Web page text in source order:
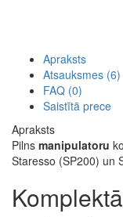
Apraksts
Atsauksmes (6)
FAQ (0)
Saistītā prece
Apraksts
Pilns manipulatoru
Staresso (SP200) un